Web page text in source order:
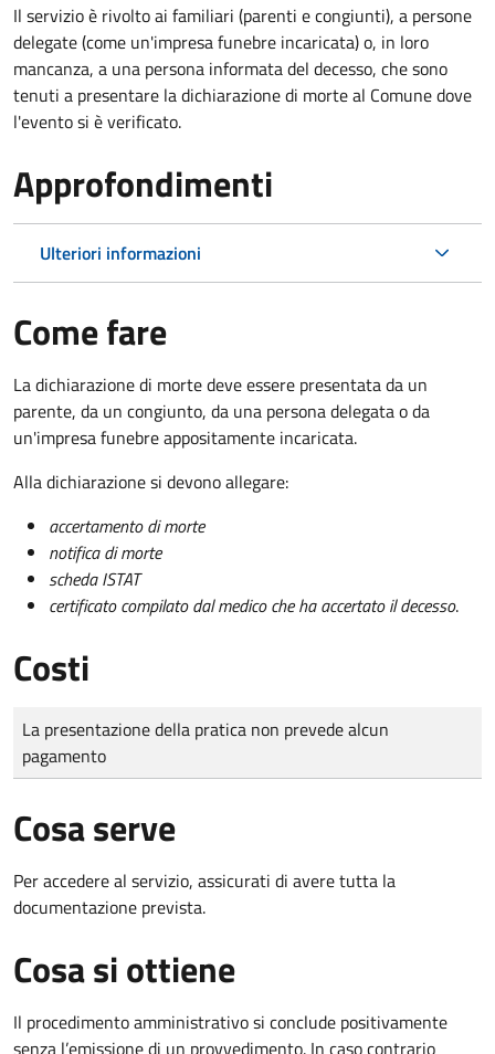
Il servizio è rivolto ai familiari (parenti e congiunti), a persone
delegate (come un'impresa funebre incaricata) o, in loro
mancanza, a una persona informata del decesso, che sono
tenuti a presentare la dichiarazione di morte al Comune dove
l'evento si è verificato.
Approfondimenti
Ulteriori informazioni
Come fare
La dichiarazione di morte deve essere presentata da un
parente, da un congiunto, da una persona delegata o da
un'impresa funebre appositamente incaricata.
Alla dichiarazione si devono allegare:
accertamento di morte
notifica di morte
scheda ISTAT
certificato compilato dal medico che ha accertato il decesso.
Costi
Tipo di pagamento
Importo
La presentazione della pratica non prevede alcun
pagamento
Cosa serve
Per accedere al servizio, assicurati di avere tutta la
documentazione prevista.
Cosa si ottiene
Il procedimento amministrativo si conclude positivamente
senza l’emissione di un provvedimento. In caso contrario